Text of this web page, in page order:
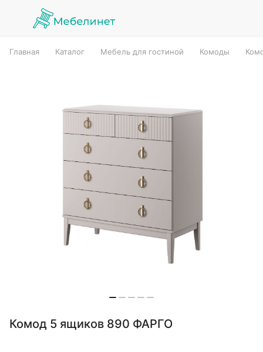
Главная Каталог Мебель для гостиной Комоды
Комод 5 ящиков 890 ФАРГО